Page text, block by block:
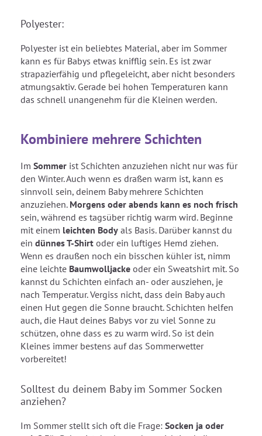
Polyester:
Polyester ist ein beliebtes Material, aber im Sommer
kann es für Babys etwas knifflig sein. Es ist zwar
strapazierfähig und pflegeleicht, aber nicht besonders
atmungsaktiv. Gerade bei hohen Temperaturen kann
das schnell unangenehm für die Kleinen werden.
Kombiniere mehrere Schichten
Im Sommer ist Schichten anzuziehen nicht nur was für
den Winter. Auch wenn es draßen warm ist, kann es
sinnvoll sein, deinem Baby mehrere Schichten
anzuziehen. Morgens oder abends kann es noch frisch
sein, während es tagsüber richtig warm wird. Beginne
mit einem leichten Body als Basis. Darüber kannst du
ein dünnes T-Shirt oder ein luftiges Hemd ziehen.
Wenn es draußen noch ein bisschen kühler ist, nimm
eine leichte Baumwolljacke oder ein Sweatshirt mit. So
kannst du Schichten einfach an- oder ausziehen, je
nach Temperatur. Vergiss nicht, dass dein Baby auch
einen Hut gegen die Sonne braucht. Schichten helfen
auch, die Haut deines Babys vor zu viel Sonne zu
schützen, ohne dass es zu warm wird. So ist dein
Kleines immer bestens auf das Sommerwetter
vorbereitet!
Solltest du deinem Baby im Sommer Socken
anziehen?
Im Sommer stellt sich oft die Frage: Socken ja oder